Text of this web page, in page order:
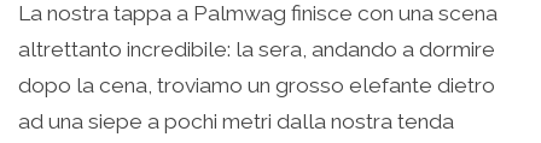
La nostra tappa a Palmwag finisce con una scena
altrettanto incredibile: la sera, andando a dormire
dopo la cena, troviamo un grosso elefante dietro
ad una siepe a pochi metri dalla nostra tenda